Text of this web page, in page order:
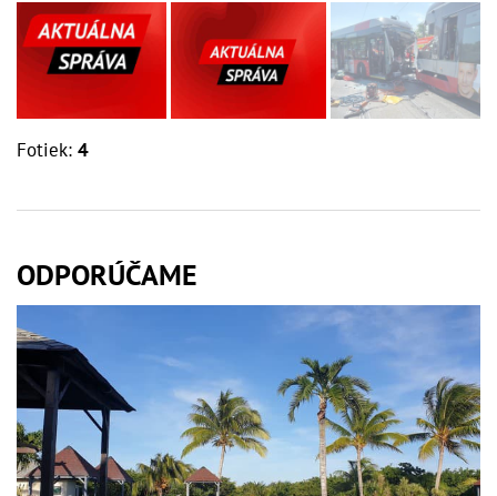
Fotiek: 4
ODPORÚČAME